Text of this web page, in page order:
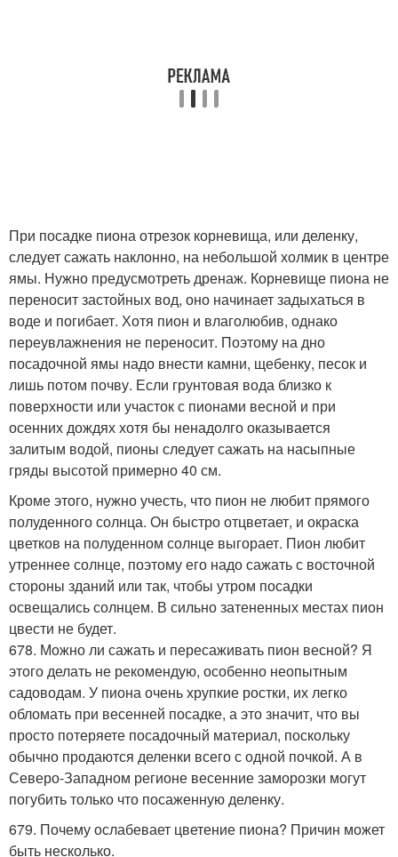
При посадке пиона отрезок корневища, или деленку,
следует сажать наклонно, на небольшой холмик в центре
ямы. Нужно предусмотреть дренаж. Корневище пиона не
переносит застойных вод, оно начинает задыхаться в
воде и погибает. Хотя пион и влаголюбив, однако
переувлажнения не переносит. Поэтому на дно
посадочной ямы надо внести камни, щебенку, песок и
лишь потом почву. Если грунтовая вода близко к
поверхности или участок с пионами весной и при
осенних дождях хотя бы ненадолго оказывается
залитым водой, пионы следует сажать на насыпные
гряды высотой примерно 40 см.
Кроме этого, нужно учесть, что пион не любит прямого
полуденного солнца. Он быстро отцветает, и окраска
цветков на полуденном солнце выгорает. Пион любит
утреннее солнце, поэтому его надо сажать с восточной
стороны зданий или так, чтобы утром посадки
освещались солнцем. В сильно затененных местах пион
цвести не будет.
678. Можно ли сажать и пересаживать пион весной? Я
этого делать не рекомендую, особенно неопытным
садоводам. У пиона очень хрупкие ростки, их легко
обломать при весенней посадке, а это значит, что вы
просто потеряете посадочный материал, поскольку
обычно продаются деленки всего с одной почкой. А в
Северо-Западном регионе весенние заморозки могут
погубить только что посаженную деленку.
679. Почему ослабевает цветение пиона? Причин может
быть несколько.